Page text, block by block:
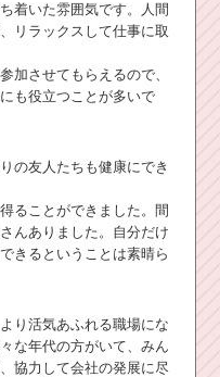
着いた雰囲気です。人間
リラックスして仕事に取
加させてもらえるので、
も役立つことが多いで
の友人たちも健康にでき
ることができました。間
んありました。自分だけ
きるということは素晴ら
り活気あふれる職場にな
な年代の方がいて、みん
協力して会社の発展に尽